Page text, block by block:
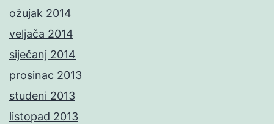
ožujak 2014
veljača 2014
siječanj 2014
prosinac 2013
studeni 2013
listopad 2013